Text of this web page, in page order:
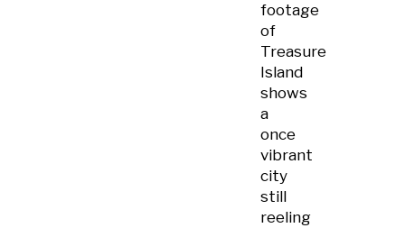
footage
of
Treasure
Island
shows
a
once
vibrant
city
still
reeling